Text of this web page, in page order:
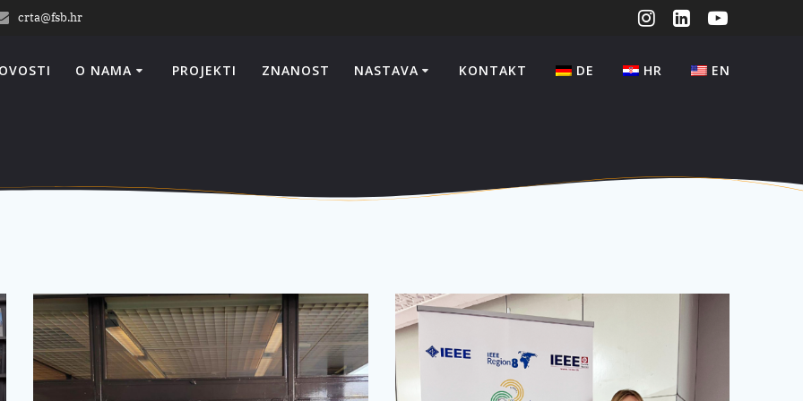
crta@fsb.hr
O NAMA PROJEKTI ZNANOST NASTAVA KONTAKT DE HR EN